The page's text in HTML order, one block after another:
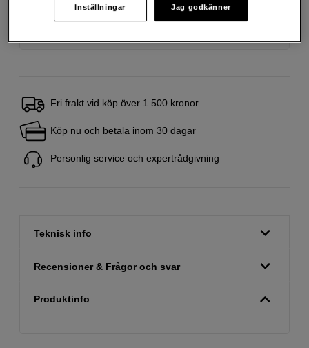
riskerar du en betalningsanmärkning. Det kan leda till svårigheter att få hyra
Fri frakt vid köp över 1 500 kronor
Köp nu och betala inom 30 dagar
Personlig service och expertrådgivning
Teknisk info
Recensioner & Frågor och svar
Produktinfo
Inställningar Jag godkänner